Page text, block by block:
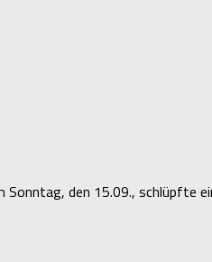
den 15.09., schlüpfte